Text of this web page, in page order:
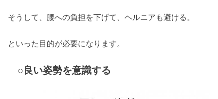
そうして、腰への負担を下げて、ヘルニアも避ける。
といった目的が必要になります。
○良い姿勢を意識する